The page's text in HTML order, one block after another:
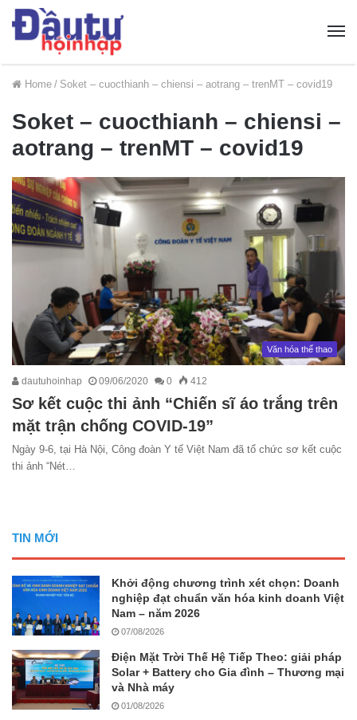
Home / Soket – cuocthianh – chiensi – aotrang – trenMT – covid19
Soket – cuocthianh – chiensi –
aotrang – trenMT – covid19
Văn hóa thể thao
dautuhoinhap 09/06/2020 0 412
Sơ kết cuộc thi ảnh “Chiến sĩ áo trắng trên
mặt trận chống COVID-19”
Ngày 9-6, tại Hà Nội, Công đoàn Y tế Việt Nam đã tổ chức sơ kết cuộc
thi ảnh “Nét…
TIN MỚI
Khởi động chương trình xét chọn: Doanh
nghiệp đạt chuẩn văn hóa kinh doanh Việt
Nam – năm 2026
07/08/2026
Điện Mặt Trời Thế Hệ Tiếp Theo: giải pháp
Solar + Battery cho Gia đình – Thương mại
và Nhà máy
01/08/2026